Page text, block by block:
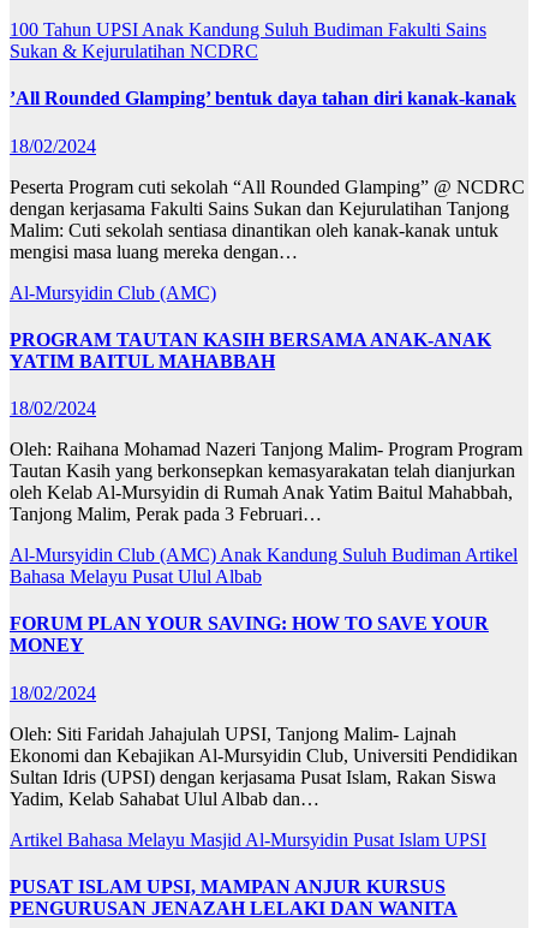
100 Tahun UPSI Anak Kandung Suluh Budiman Fakulti Sains
Sukan & Kejurulatihan NCDRC
’All Rounded Glamping’ bentuk daya tahan diri kanak-kanak
18/02/2024
Peserta Program cuti sekolah “All Rounded Glamping” @ NCDRC
dengan kerjasama Fakulti Sains Sukan dan Kejurulatihan Tanjong
Malim: Cuti sekolah sentiasa dinantikan oleh kanak-kanak untuk
mengisi masa luang mereka dengan…
Al-Mursyidin Club (AMC)
PROGRAM TAUTAN KASIH BERSAMA ANAK-ANAK
YATIM BAITUL MAHABBAH
18/02/2024
Oleh: Raihana Mohamad Nazeri Tanjong Malim- Program Program
Tautan Kasih yang berkonsepkan kemasyarakatan telah dianjurkan
oleh Kelab Al-Mursyidin di Rumah Anak Yatim Baitul Mahabbah,
Tanjong Malim, Perak pada 3 Februari…
Al-Mursyidin Club (AMC) Anak Kandung Suluh Budiman Artikel
Bahasa Melayu Pusat Ulul Albab
FORUM PLAN YOUR SAVING: HOW TO SAVE YOUR
MONEY
18/02/2024
Oleh: Siti Faridah Jahajulah UPSI, Tanjong Malim- Lajnah
Ekonomi dan Kebajikan Al-Mursyidin Club, Universiti Pendidikan
Sultan Idris (UPSI) dengan kerjasama Pusat Islam, Rakan Siswa
Yadim, Kelab Sahabat Ulul Albab dan…
Artikel Bahasa Melayu Masjid Al-Mursyidin Pusat Islam UPSI
PUSAT ISLAM UPSI, MAMPAN ANJUR KURSUS
PENGURUSAN JENAZAH LELAKI DAN WANITA